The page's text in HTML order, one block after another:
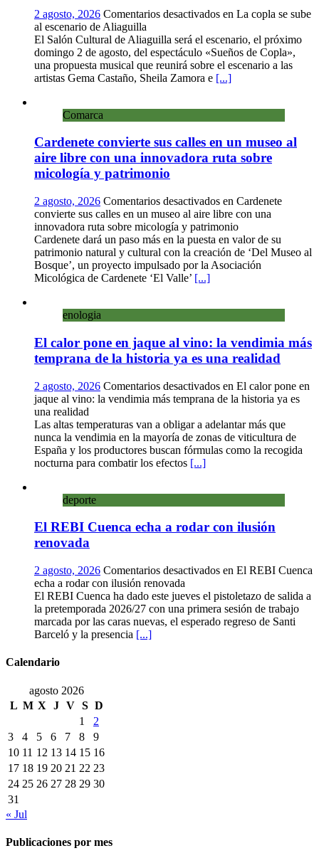
2 agosto, 2026 Comentarios desactivados en La copla se sube
al escenario de Aliaguilla
El Salón Cultural de Aliaguilla será el escenario, el próximo
domingo 2 de agosto, del espectáculo «Sueños de Copla»,
una propuesta musical que reunirá sobre el escenario a las
artistas Gema Castaño, Sheila Zamora e [...]
Comarca
Cardenete convierte sus calles en un museo al
aire libre con una innovadora ruta sobre
micología y patrimonio
2 agosto, 2026 Comentarios desactivados en Cardenete
convierte sus calles en un museo al aire libre con una
innovadora ruta sobre micología y patrimonio
Cardenete dará un paso más en la puesta en valor de su
patrimonio natural y cultural con la creación de ‘Del Museo al
Bosque’, un proyecto impulsado por la Asociación
Micológica de Cardenete ‘El Valle’ [...]
enologia
El calor pone en jaque al vino: la vendimia más
temprana de la historia ya es una realidad
2 agosto, 2026 Comentarios desactivados en El calor pone en
jaque al vino: la vendimia más temprana de la historia ya es
una realidad
Las altas temperaturas van a obligar a adelantar más que
nunca la vendimia en la mayoría de zonas de viticultura de
España y los productores buscan fórmulas como la recogida
nocturna para combatir los efectos [...]
deporte
El REBI Cuenca echa a rodar con ilusión
renovada
2 agosto, 2026 Comentarios desactivados en El REBI Cuenca
echa a rodar con ilusión renovada
El REBI Cuenca ha dado este jueves el pistoletazo de salida a
la pretemporada 2026/27 con una primera sesión de trabajo
marcada por las caras nuevas, el esperado regreso de Santi
Barceló y la presencia [...]
Calendario
agosto 2026
L M X J V S D
1
2
3
4 5 6 7 8
9
10 11 12 13 14 15 16
17 18 19 20 21 22 23
24 25 26 27 28 29 30
31
« Jul
Publicaciones por mes